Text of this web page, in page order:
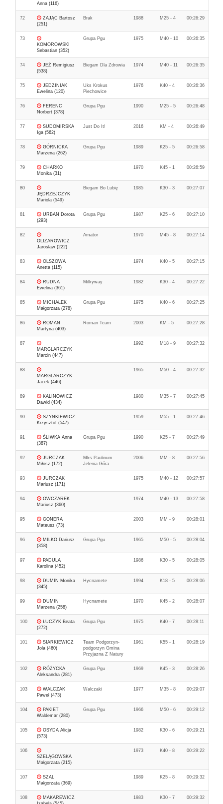
Anna (116)
72
ZAJĄC Bartosz
(251)
Brak 1988 M25 - 4 00:26:29
73
KOMOROWSKI
Sebastian (352)
Grupa Pgu 1975 M40 - 10 00:26:35
74
JEŻ Remigiusz
(538)
Biegam Dla Zdrowia 1974 M40 - 11 00:26:35
75
JEDZINIAK
Ewelina (120)
Uks Krokus
Piechowice
1976 K40 - 4 00:26:36
76
FERENC
Norbert (378)
Grupa Pgu 1990 M25 - 5 00:26:48
77
SUDOMIRSKA
Iga (562)
Just Do It! 2016 KM - 4 00:26:49
78
GÓRNICKA
Marzena (262)
Grupa Pgu 1989 K25 - 5 00:26:58
79
CHARKO
Monika (31)
1970 K45 - 1 00:26:59
80
JĘDRZEJCZYK
Mariola (549)
Biegam Bo Lubię 1985 K30 - 3 00:27:07
81
URBAN Dorota
(293)
Grupa Pgu 1987 K25 - 6 00:27:10
82
OLIZAROWICZ
Jarosław (222)
Amator 1970 M45 - 8 00:27:14
83
OLSZOWA
Anetta (115)
1974 K40 - 5 00:27:15
84
RUDNA
Ewelina (361)
Milkyway 1982 K30 - 4 00:27:22
85
MICHAŁEK
Małgorzata (278)
Grupa Pgu 1975 K40 - 6 00:27:25
86
ROMAN
Martyna (403)
Roman Team 2003 KM - 5 00:27:28
87
MARGLARCZYK
Marcin (447)
1992 M18 - 9 00:27:32
88
MARGLARCZYK
Jacek (446)
1965 M50 - 4 00:27:32
89
KALINOWICZ
Dawid (434)
1980 M35 - 7 00:27:45
90
SZYNKIEWICZ
Krzysztof (547)
1959 M55 - 1 00:27:46
91
ŚLIWKA Anna
(387)
Grupa Pgu 1990 K25 - 7 00:27:49
92
JURCZAK
Miłosz (172)
Mks Paulinum
Jelenia Góra
2006 MM - 8 00:27:56
93
JURCZAK
Mariusz (171)
1975 M40 - 12 00:27:57
94
OWCZAREK
Mariusz (360)
1974 M40 - 13 00:27:58
95
GONERA
Mateusz (73)
2003 MM - 9 00:28:01
96
MILKO Dariusz
(358)
Grupa Pgu 1965 M50 - 5 00:28:04
97
PADULA
Karolina (452)
1986 K30 - 5 00:28:05
98
DUMIN Monika
(345)
Hycnamete 1994 K18 - 5 00:28:06
99
DUMIN
Marzena (258)
Hycnamete 1970 K45 - 2 00:28:07
100
ŁUCZYK Beata
(272)
Grupa Pgu 1975 K40 - 7 00:28:11
101
SIARKIEWICZ
Jola (460)
Team Podgorzyn-
podgorzyn Gmina
Przyjazna Z Natury
1961 K55 - 1 00:28:19
102
RÓŻYCKA
Aleksandra (281)
Grupa Pgu 1969 K45 - 3 00:28:26
103
WALCZAK
Paweł (473)
Walczaki 1977 M35 - 8 00:29:07
104
PAKIET
Waldemar (280)
Grupa Pgu 1966 M50 - 6 00:29:12
105
OSYDA Alicja
(573)
1982 K30 - 6 00:29:21
106
SZELĄGOWSKA
Małgorzata (215)
1973 K40 - 8 00:29:22
107
SZAL
Małgorzata (369)
1989 K25 - 8 00:29:32
108
MAKAREWICZ
1983 K30 - 7 00:29:32